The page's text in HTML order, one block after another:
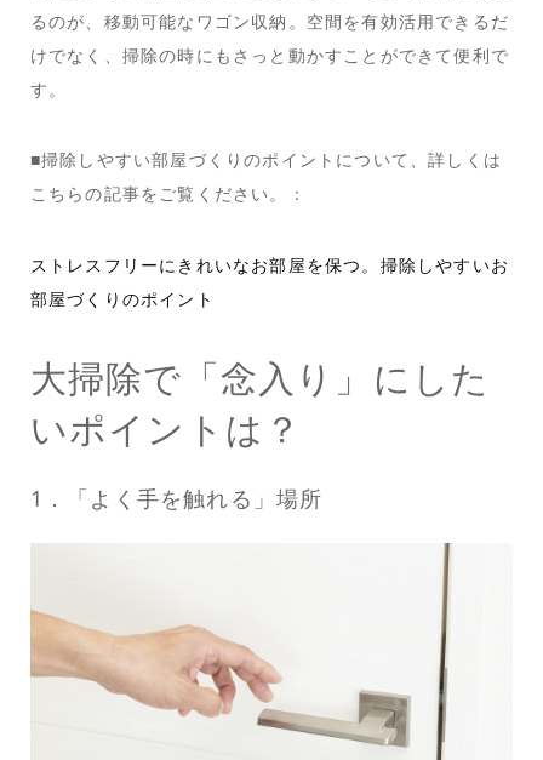
るのが、移動可能なワゴン収納。空間を有効活用できるだ
けでなく、掃除の時にもさっと動かすことができて便利で
す。
■掃除しやすい部屋づくりのポイントについて、詳しくは
こちらの記事をご覧ください。：
ストレスフリーにきれいなお部屋を保つ。掃除しやすいお
部屋づくりのポイント
大掃除で「念入り」にした
いポイントは？
1．「よく手を触れる」場所